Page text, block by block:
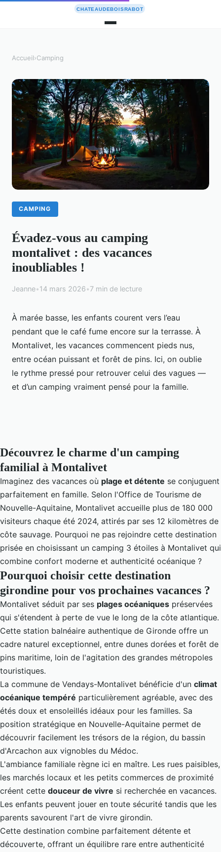
Accueil›Camping
CAMPING
Évadez-vous au camping
montalivet : des vacances
inoubliables !
Jeanne•14 mars 2026•7 min de lecture
À marée basse, les enfants courent vers l’eau
pendant que le café fume encore sur la terrasse. À
Montalivet, les vacances commencent pieds nus,
entre océan puissant et forêt de pins. Ici, on oublie
le rythme pressé pour retrouver celui des vagues —
et d’un camping vraiment pensé pour la famille.
Découvrez le charme d'un camping
familial à Montalivet
Imaginez des vacances où plage et détente se conjuguent
parfaitement en famille. Selon l'Office de Tourisme de
Nouvelle-Aquitaine, Montalivet accueille plus de 180 000
visiteurs chaque été 2024, attirés par ses 12 kilomètres de
côte sauvage. Pourquoi ne pas rejoindre cette destination
prisée en choisissant un camping 3 étoiles à Montalivet qui
combine confort moderne et authenticité océanique ?
Pourquoi choisir cette destination
girondine pour vos prochaines vacances ?
Montalivet séduit par ses plages océaniques préservées
qui s'étendent à perte de vue le long de la côte atlantique.
Cette station balnéaire authentique de Gironde offre un
cadre naturel exceptionnel, entre dunes dorées et forêt de
pins maritime, loin de l'agitation des grandes métropoles
touristiques.
La commune de Vendays-Montalivet bénéficie d'un climat
océanique tempéré particulièrement agréable, avec des
étés doux et ensoleillés idéaux pour les familles. Sa
position stratégique en Nouvelle-Aquitaine permet de
découvrir facilement les trésors de la région, du bassin
d'Arcachon aux vignobles du Médoc.
L'ambiance familiale règne ici en maître. Les rues paisibles,
les marchés locaux et les petits commerces de proximité
créent cette douceur de vivre si recherchée en vacances.
Les enfants peuvent jouer en toute sécurité tandis que les
parents savourent l'art de vivre girondin.
Cette destination combine parfaitement détente et
découverte, offrant un équilibre rare entre authenticité